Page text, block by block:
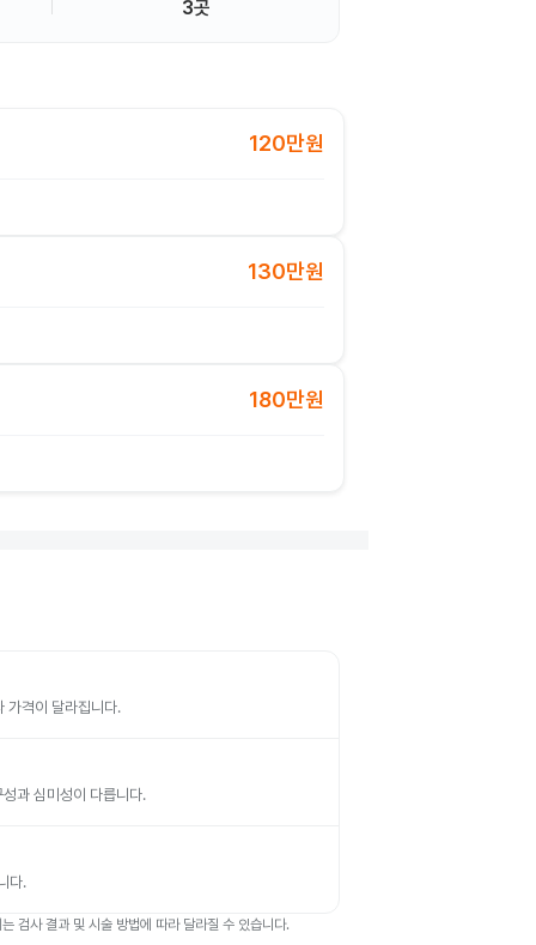
3곳
120만원
130만원
180만원
가격이 달라집니다.
과 심미성이 다릅니다.
다.
검사 결과 및 시술 방법에 따라 달라질 수 있습니다.